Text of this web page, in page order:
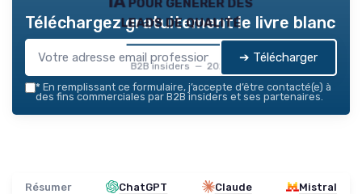
leads de qualité
B2B insiders — 2026
Téléchargez gratuitement le livre blanc
➔ Télécharger
* En remplissant ce formulaire, j’accepte d’être contacté(e) à
des fins commerciales par B2B insiders et ses partenaires.
Résumer ChatGPT Claude Mistral